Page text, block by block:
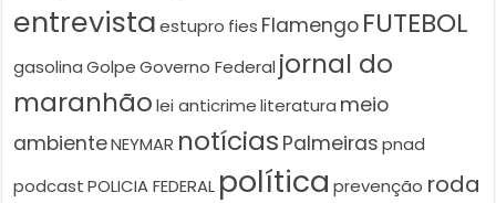
entrevista estupro fies Flamengo FUTEBOL
gasolina Golpe Governo Federal jornal do
maranhão lei anticrime literatura meio
ambienteNEYMAR notícias Palmeiras pnad
podcast POLICIA FEDERAL política prevenção roda